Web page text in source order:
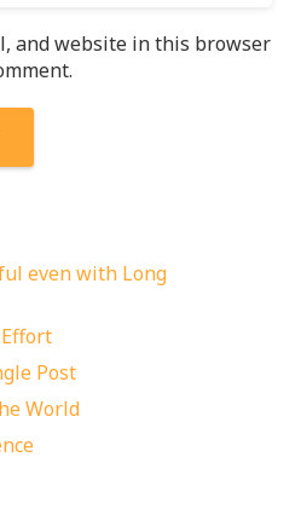
and website in this browser
even with Long
Post
World